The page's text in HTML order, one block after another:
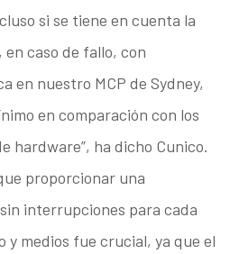
si se tiene en cuenta la
caso de fallo, con
en nuestro MCP de Sydney,
en comparación con los
hardware”, ha dicho Cunico.
proporcionar una
interrupciones para cada
y medios fue crucial, ya que el